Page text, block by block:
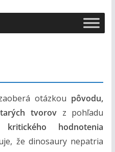
s
B
o
o
otázkou pôvodu,
tvorov z pohľadu
kritického hodnotenia
že dinosaury nepatria